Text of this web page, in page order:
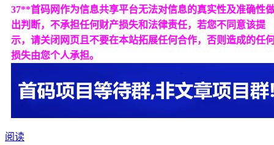
37**首码网作为信息共享平台无法对信息的真实性及准确性
出判断，不承担任何财产损失和法律责任，若您不同意该提
示，请关闭网页且不要在本站拓展任何合作，否则造成的任
损失由您个人承担。
阅读